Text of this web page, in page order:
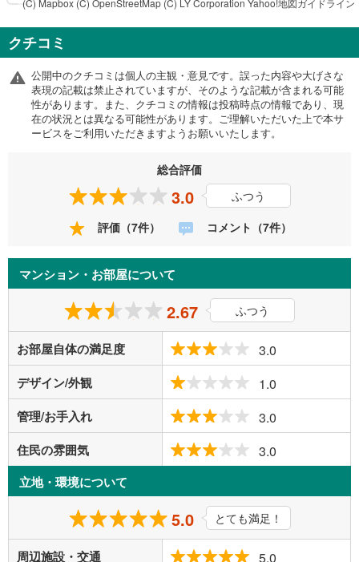
クチコミ
公開中のクチコミは個人の主観・意見です。誤った内容や大げさな
表現の記載は禁止されていますが、そのような記載が含まれる可能
性があります。また、クチコミの情報は投稿時点の情報であり、現
在の状況とは異なる可能性があります。ご理解いただいた上で本サ
ービスをご利用いただきますようお願いいたします。
総合評価
3.0
ふつう
評価（7件）
コメント（7件）
マンション・お部屋について
2.67 ふつう
お部屋自体の満足度 3.0
デザイン/外観 1.0
管理/お手入れ 3.0
住民の雰囲気 3.0
立地・環境について
5.0 とても満足！
周辺施設・交通 5.0